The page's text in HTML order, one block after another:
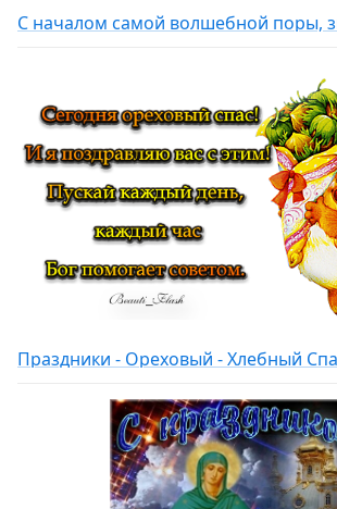
С началом самой волшебной поры,
Праздники - Ореховый - Хлебный